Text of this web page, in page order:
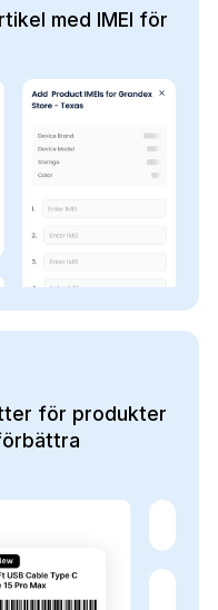
med IMEI för
för produkter